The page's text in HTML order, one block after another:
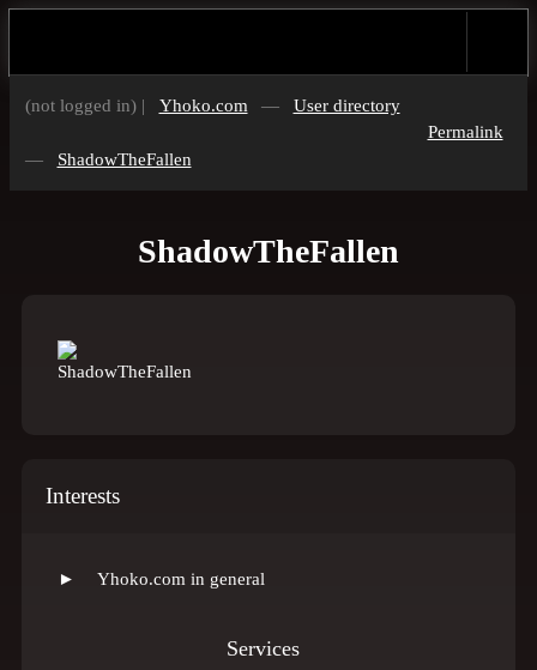
(not logged in) | Yhoko.com — User directory
— ShadowTheFallen
Permalink
ShadowTheFallen
Interests
► Yhoko.com in general
Services